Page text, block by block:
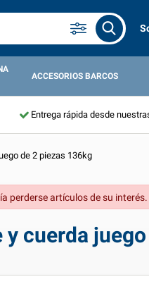
ACCESORIOS BARCOS
Entrega rápida desde
de 2 piezas 136kg
perderse artículos de su
cuerda